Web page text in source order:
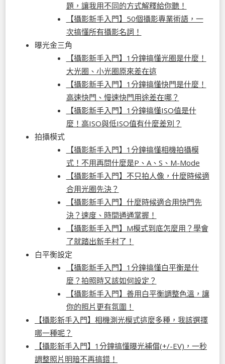
題，讓我用不同的方式解釋給你聽！
【攝影新手入門】50個攝影專業術語，一
次搞懂所有攝影名詞！
曝光金三角
【攝影新手入門】1分鐘搞懂光圈是什麼！
大光圈、小光圈原來差在這
【攝影新手入門】1分鐘搞懂快門是什麼！
高速快門、慢速快門用途差在哪？
【攝影新手入門】1分鐘搞懂ISO值是什
麼！高ISO與低ISO值有什麼差別？
拍攝模式
【攝影新手入門】1分鐘搞懂相機拍攝模
式！不用再問什麼是P、A、S、M-Mode
【攝影新手入門】不只拍人像，什麼時候適
合用光圈先決？
【攝影新手入門】什麼時候適合用快門先
決？速度、時間通通掌握！
【攝影新手入門】M模式到底怎麼用？學會
了就踏出新手村了！
白平衡設定
【攝影新手入門】1分鐘搞懂白平衡是什
麼？拍照時又該如何設定？
【攝影新手入門】善用白平衡調整色溫，讓
你的照片更有氛圍！
【攝影新手入門】相機測光模式這麼多種，我該選擇
哪一種呢？
【攝影新手入門】1分鐘搞懂曝光補償(+/-EV)，一秒
調整照片明暗不再搞錯！